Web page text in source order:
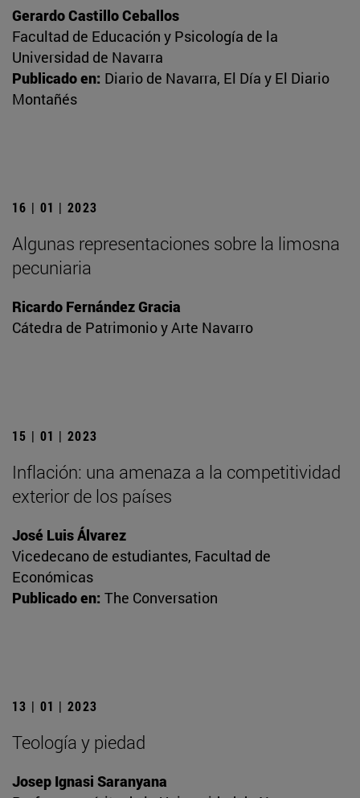
Gerardo Castillo Ceballos
Facultad de Educación y Psicología de la
Universidad de Navarra
Publicado en: Diario de Navarra, El Día y El Diario
Montañés
16 | 01 | 2023
Algunas representaciones sobre la limosna
pecuniaria
Ricardo Fernández Gracia
Cátedra de Patrimonio y Arte Navarro
15 | 01 | 2023
Inflación: una amenaza a la competitividad
exterior de los países
José Luis Álvarez
Vicedecano de estudiantes, Facultad de
Económicas
Publicado en: The Conversation
13 | 01 | 2023
Teología y piedad
Josep Ignasi Saranyana